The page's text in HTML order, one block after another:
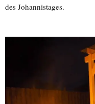
des Johannistages.